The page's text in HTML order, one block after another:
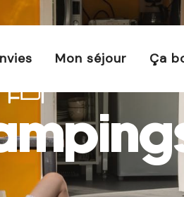
21h à 5h en Ille-et-Vilaine
Mon séjour Ça